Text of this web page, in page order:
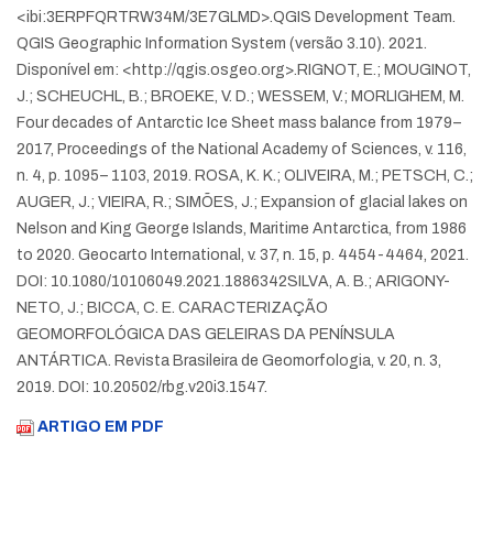
<ibi:3ERPFQRTRW34M/3E7GLMD>.QGIS Development Team.
QGIS Geographic Information System (versão 3.10). 2021.
Disponível em: <http://qgis.osgeo.org>. RIGNOT, E.; MOUGINOT,
J.; SCHEUCHL, B.; BROEKE, V. D.; WESSEM, V.; MORLIGHEM, M.
Four decades of Antarctic Ice Sheet mass balance from 1979–
2017, Proceedings of the National Academy of Sciences, v. 116,
n. 4, p. 1095– 1103, 2019. ROSA, K. K.; OLIVEIRA, M.; PETSCH, C.;
AUGER, J.; VIEIRA, R.; SIMÕES, J.; Expansion of glacial lakes on
Nelson and King George Islands, Maritime Antarctica, from 1986
to 2020. Geocarto International, v. 37, n. 15, p. 4454-4464, 2021.
DOI: 10.1080/10106049.2021.1886342SILVA, A. B.; ARIGONY-
NETO, J.; BICCA, C. E. CARACTERIZAÇÃO
GEOMORFOLÓGICA DAS GELEIRAS DA PENÍNSULA
ANTÁRTICA. Revista Brasileira de Geomorfologia, v. 20, n. 3,
2019. DOI: 10.20502/rbg.v20i3.1547.
ARTIGO EM PDF